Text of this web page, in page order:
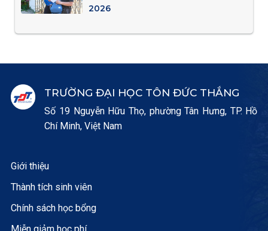
2026
TRƯỜNG ĐẠI HỌC TÔN ĐỨC THẮNG
Số 19 Nguyễn Hữu Thọ, phường Tân Hưng, TP. Hồ
Chí Minh, Việt Nam
Giới thiệu
Thành tích sinh viên
Chính sách học bổng